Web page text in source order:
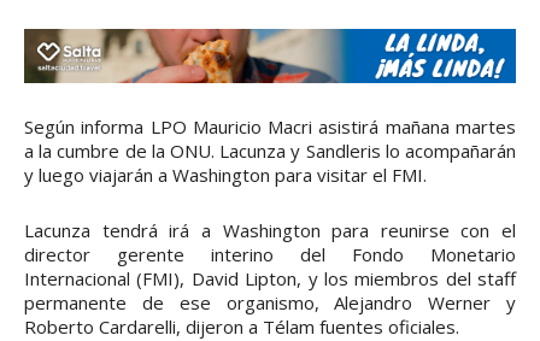
Según informa LPO Mauricio Macri asistirá mañana martes
a la cumbre de la ONU. Lacunza y Sandleris lo acompañarán
y luego viajarán a Washington para visitar el FMI.
Lacunza tendrá irá a Washington para reunirse con el
director gerente interino del Fondo Monetario
Internacional (FMI), David Lipton, y los miembros del staff
permanente de ese organismo, Alejandro Werner y
Roberto Cardarelli, dijeron a Télam fuentes oficiales.